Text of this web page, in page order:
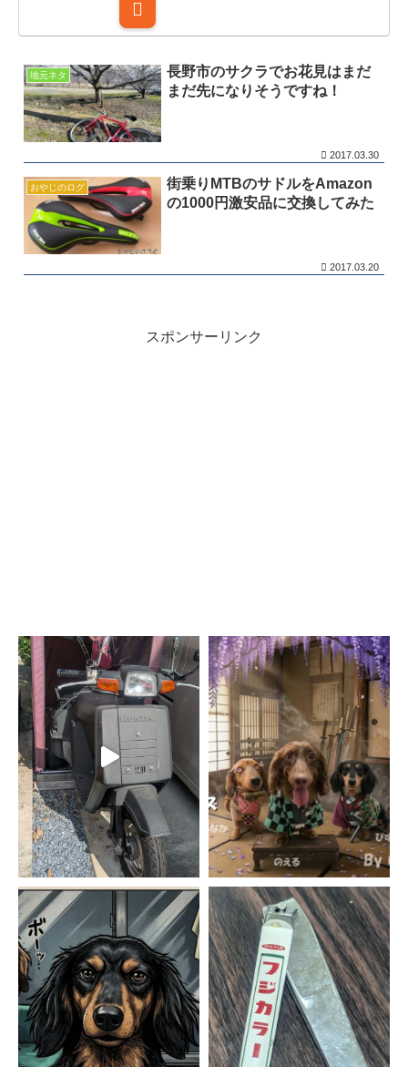
地元ネタ
長野市のサクラでお花見はまだ
まだ先になりそうですね！
2017.03.30
おやじのログ
街乗りMTBのサドルをAmazon
の1000円激安品に交換してみた
2017.03.20
スポンサーリンク